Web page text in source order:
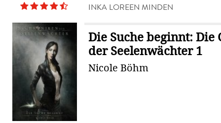
INKA LOREEN MINDEN
Die Suche beginnt: Die
der Seelenwächter 1
Nicole Böhm